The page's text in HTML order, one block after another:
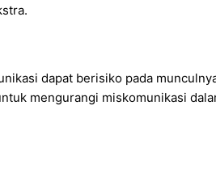
dapat berisiko pada
mengurangi miskomunikasi